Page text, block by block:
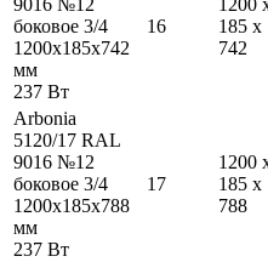
9016 №12
боковое 3/4
1200x185x742
мм
237 Вт
16
1200
185 x
742
Arbonia
5120/17 RAL
9016 №12
боковое 3/4
1200x185x788
мм
237 Вт
17
1200
185 x
788